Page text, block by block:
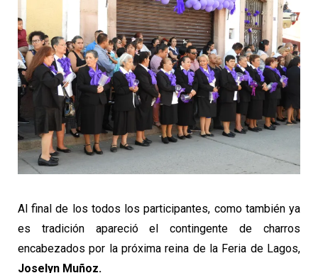
Al final de los todos los participantes, como también ya
es tradición apareció el contingente de charros
encabezados por la próxima reina de la Feria de Lagos,
Joselyn Muñoz.